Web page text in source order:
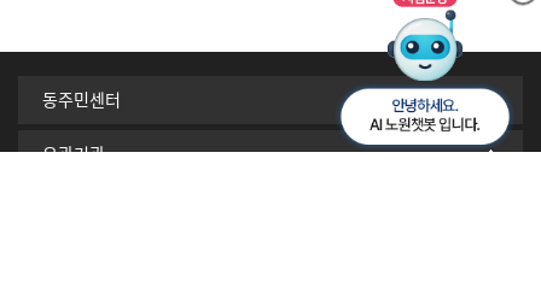
동주민센터
유관기관